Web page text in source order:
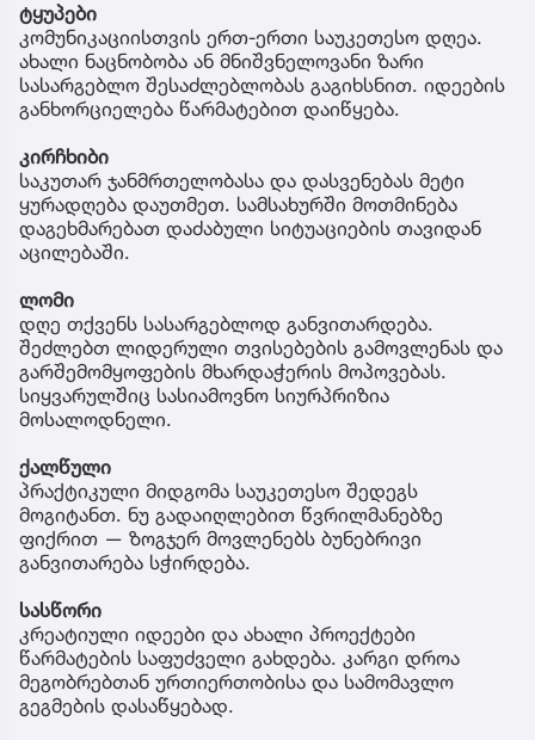
ტყუპები
კომუნიკაციისთვის ერთ-ერთი საუკეთესო დღეა.
ახალი ნაცნობობა ან მნიშვნელოვანი ზარი
სასარგებლო შესაძლებლობას გაგიხსნით. იდეების
განხორციელება წარმატებით დაიწყება.
კირჩხიბი
საკუთარ ჯანმრთელობასა და დასვენებას მეტი
ყურადღება დაუთმეთ. სამსახურში მოთმინება
დაგეხმარებათ დაძაბული სიტუაციების თავიდან
აცილებაში.
ლომი
დღე თქვენს სასარგებლოდ განვითარდება.
შეძლებთ ლიდერული თვისებების გამოვლენას და
გარშემომყოფების მხარდაჭერის მოპოვებას.
სიყვარულშიც სასიამოვნო სიურპრიზია
მოსალოდნელი.
ქალწული
პრაქტიკული მიდგომა საუკეთესო შედეგს
მოგიტანთ. ნუ გადაიღლებით წვრილმანებზე
ფიქრით — ზოგჯერ მოვლენებს ბუნებრივი
განვითარება სჭირდება.
სასწორი
კრეატიული იდეები და ახალი პროექტები
წარმატების საფუძველი გახდება. კარგი დროა
მეგობრებთან ურთიერთობისა და სამომავლო
გეგმების დასაწყებად.